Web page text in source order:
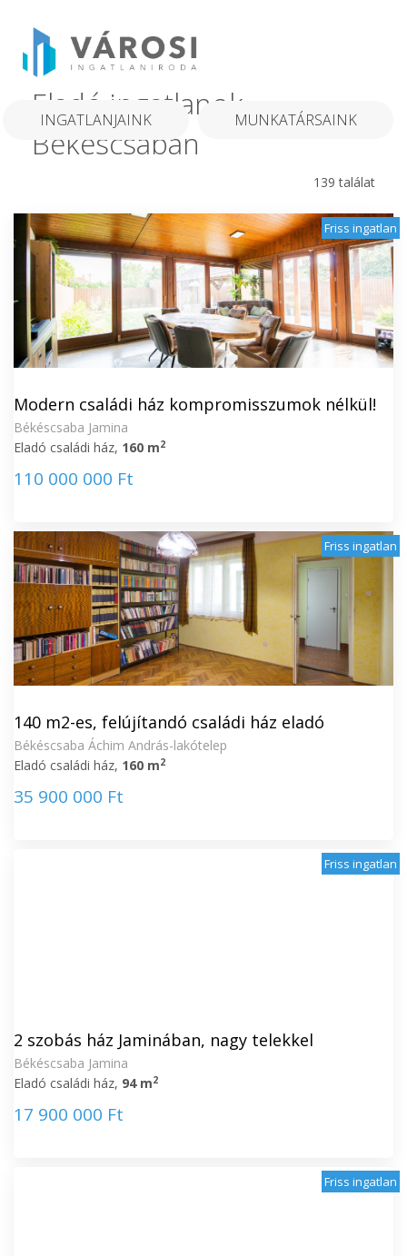
INGATLANJAINK MUNKATÁRSAINK
Eladó ingatlanok
Békéscsabán
139 találat
Friss ingatlan
Modern családi ház kompromisszumok nélkül!
Békéscsaba Jamina
Eladó családi ház, 160 m2
110 000 000 Ft
Friss ingatlan
140 m2-es, felújítandó családi ház eladó
Békéscsaba Áchim András-lakótelep
Eladó családi ház, 160 m2
35 900 000 Ft
Friss ingatlan
2 szobás ház Jaminában, nagy telekkel
Békéscsaba Jamina
Eladó családi ház, 94 m2
17 900 000 Ft
Friss ingatlan